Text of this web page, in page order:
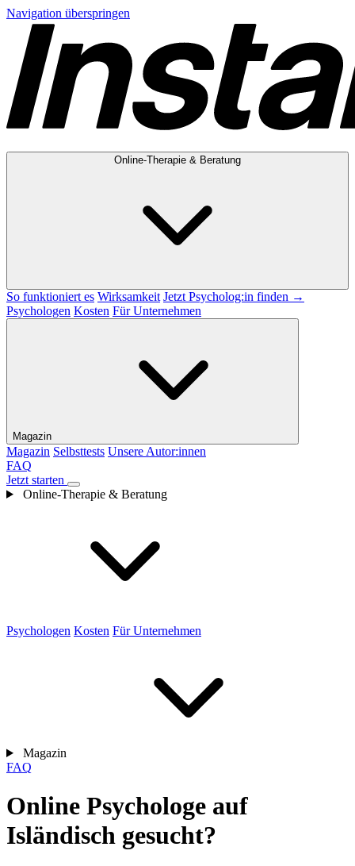
Navigation überspringen
Online-Therapie & Beratung
So funktioniert es Wirksamkeit Jetzt Psycholog:in finden →
Psychologen Kosten Für Unternehmen
Magazin
Magazin Selbsttests Unsere Autor:innen
FAQ
Jetzt starten
Online-Therapie & Beratung
Psychologen Kosten Für Unternehmen
Magazin
FAQ
Online Psychologe auf
Isländisch gesucht?